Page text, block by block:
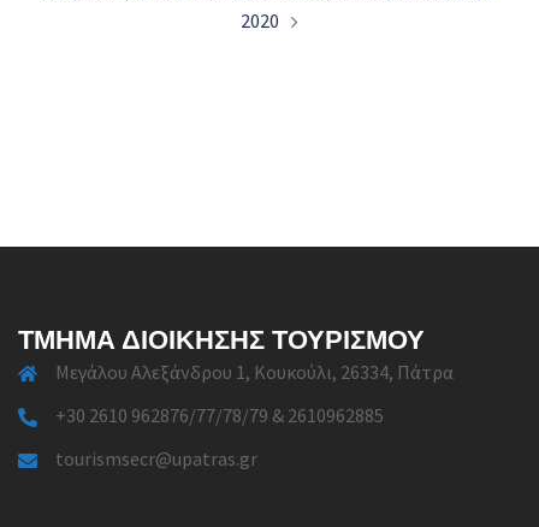
2020
ΤΜΉΜΑ ΔΙΟΊΚΗΣΗΣ ΤΟΥΡΙΣΜΟΎ
Μεγάλου Αλεξάνδρου 1, Κουκούλι, 26334, Πάτρα
+30 2610 962876/77/78/79 & 2610962885
tourismsecr@upatras.gr